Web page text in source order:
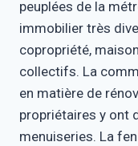
peuplées de la
immobilier très
copropriété,
collectifs. La
en matière de
propriétaires y ont
menuiseries. La